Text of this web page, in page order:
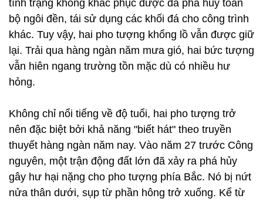
tình trạng không khắc phục được đã phá hủy toàn
bộ ngôi đền, tái sử dụng các khối đá cho công trình
khác. Tuy vậy, hai pho tượng khổng lồ vẫn được giữ
lại. Trải qua hàng ngàn năm mưa gió, hai bức tượng
vẫn hiên ngang trường tồn mặc dù có nhiều hư
hỏng.
Không chỉ nổi tiếng về độ tuổi, hai pho tượng trở
nên đặc biệt bởi khả năng "biết hát" theo truyền
thuyết hàng ngàn năm nay. Vào năm 27 trước Công
nguyên, một trận động đất lớn đã xảy ra phá hủy
gây hư hại nặng cho pho tượng phía Bắc. Nó bị nứt
nửa thân dưới, sụp từ phần hông trở xuống. Kể từ